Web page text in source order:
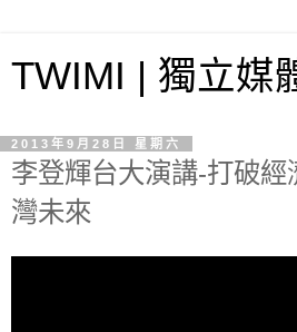
TWIMI | 獨立媒
2013年9月28日 星期六
李登輝台大演講-打破經
灣未來